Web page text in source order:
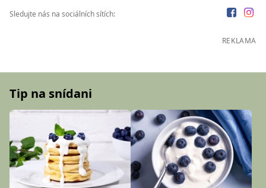
Sledujte nás na sociálních sítích:
REKLAMA
Tip na snídani